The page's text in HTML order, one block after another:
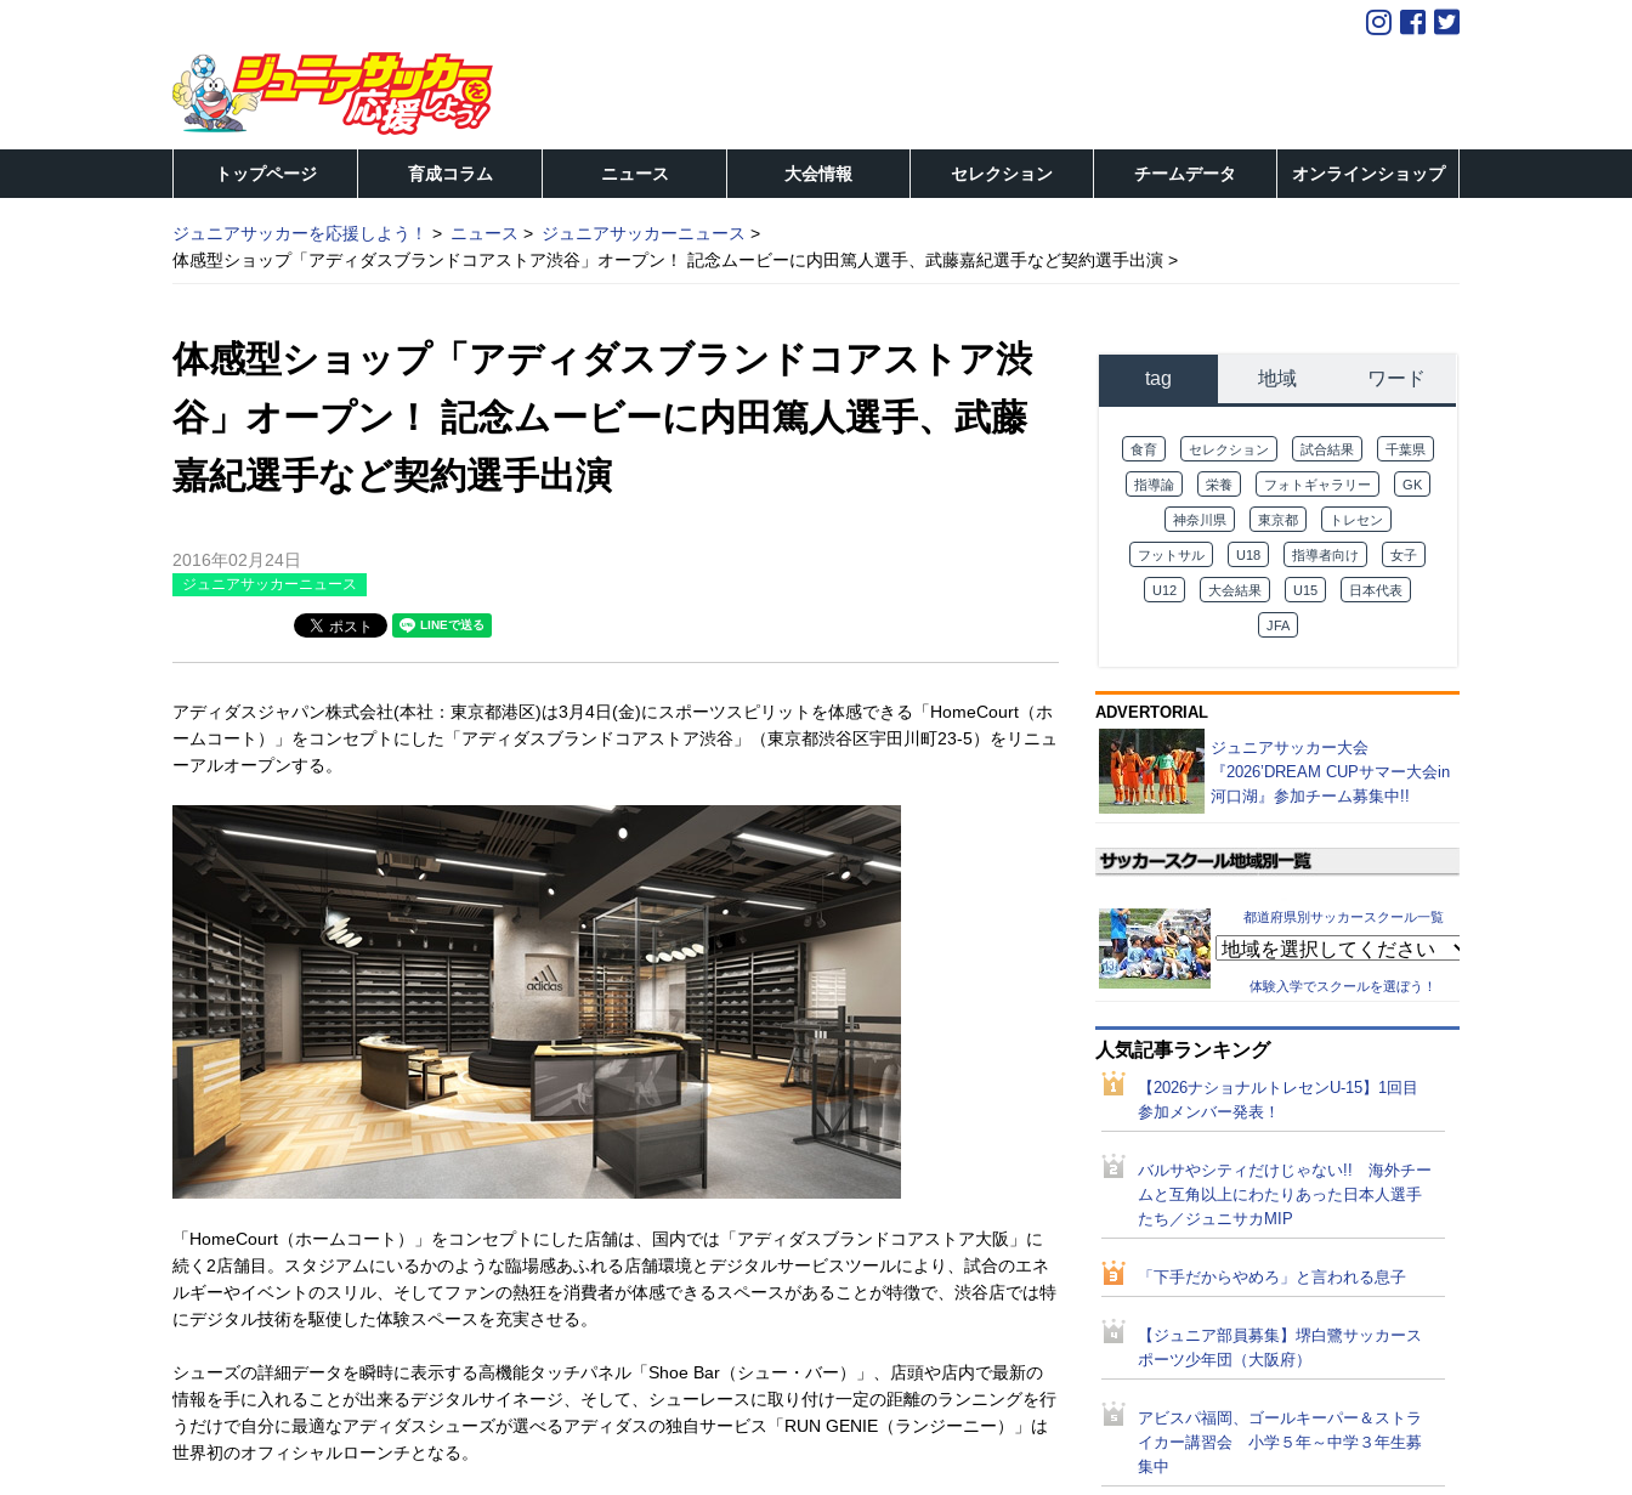
トップページ 育成コラム ニュース 大会情報 セレクション チームデータ オンラインショップ
ジュニアサッカーを応援しよう！ ニュース
ジュニアサッカーニュース
体感型ショップ「アディダスブランドコアストア渋谷」オープン！ 記念ムービーに内田篤人選手、武藤嘉紀選手など契約選手出演
体感型ショップ「アディダスブランドコアストア渋
谷」オープン！ 記念ムービーに内田篤人選手、武藤
嘉紀選手など契約選手出演
2016年02月24日
ジュニアサッカーニュース
アディダスジャパン株式会社(本社：東京都港区)は3月4日(金)にスポーツスピリットを体感できる「HomeCourt（ホ
ームコート）」をコンセプトにした「アディダスブランドコアストア渋谷」（東京都渋谷区宇田川町23-5）をリニュ
ーアルオープンする。
「HomeCourt（ホームコート）」をコンセプトにした店舗は、国内では「アディダスブランドコアストア大阪」に
続く2店舗目。スタジアムにいるかのような臨場感あふれる店舗環境とデジタルサービスツールにより、試合のエネ
ルギーやイベントのスリル、そしてファンの熱狂を消費者が体感できるスペースがあることが特徴で、渋谷店では特
にデジタル技術を駆使した体験スペースを充実させる。
シューズの詳細データを瞬時に表示する高機能タッチパネル「Shoe Bar（シュー・バー）」、店頭や店内で最新の
情報を手に入れることが出来るデジタルサイネージ、そして、シューレースに取り付け一定の距離のランニングを行
うだけで自分に最適なアディダスシューズが選べるアディダスの独自サービス「RUN GENIE（ランジーニー）」は
世界初のオフィシャルローンチとなる。
tag 地域 ワード
食育 セレクション 試合結果 千葉県
指導論 栄養 フォトギャラリー GK
神奈川県 東京都 トレセン
フットサル U18 指導者向け 女子
U12 大会結果 U15 日本代表
JFA
ADVERTORIAL
ジュニアサッカー大会
『2026’DREAM CUPサマー大会in
河口湖』参加チーム募集中!!
都道府県別サッカースクール一覧
体験入学でスクールを選ぼう！
人気記事ランキング
【2026ナショナルトレセンU-15】1回目
参加メンバー発表！
バルサやシティだけじゃない!! 海外チー
ムと互角以上にわたりあった日本人選手
たち／ジュニサカMIP
「下手だからやめろ」と言われる息子
【ジュニア部員募集】堺白鷺サッカース
ポーツ少年団（大阪府）
アビスパ福岡、ゴールキーパー＆ストラ
イカー講習会 小学５年～中学３年生募
集中